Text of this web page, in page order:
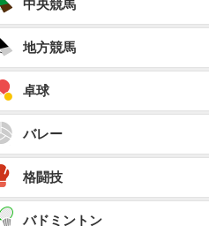
中央競馬
地方競馬
卓球
バレー
格闘技
バドミントン